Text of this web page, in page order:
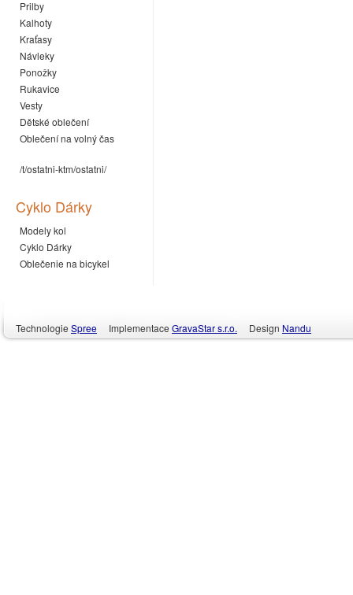
Prilby
Kalhoty
Kraťasy
Návleky
Ponožky
Rukavice
Vesty
Dětské oblečení
Oblečení na volný čas
/t/ostatni-ktm/ostatni/
Cyklo Dárky
Modely kol
Cyklo Dárky
Oblečenie na bicykel
Technologie Spree Implementace GravaStar s.r.o. Design Nandu